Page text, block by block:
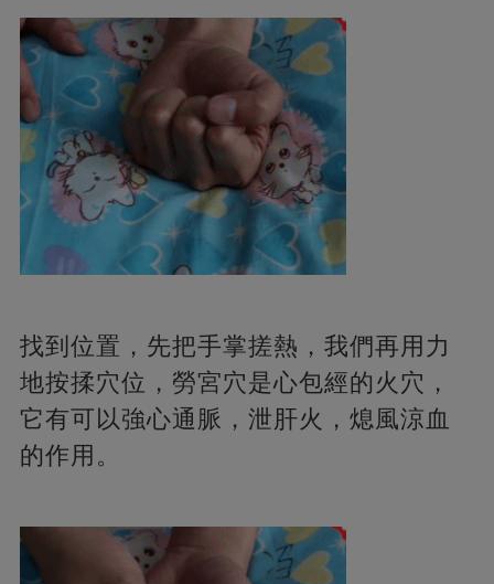
找到位置，先把手掌搓熱，我們再用力
地按揉穴位，勞宮穴是心包經的火穴，
它有可以強心通脈，泄肝火，熄風涼血
的作用。